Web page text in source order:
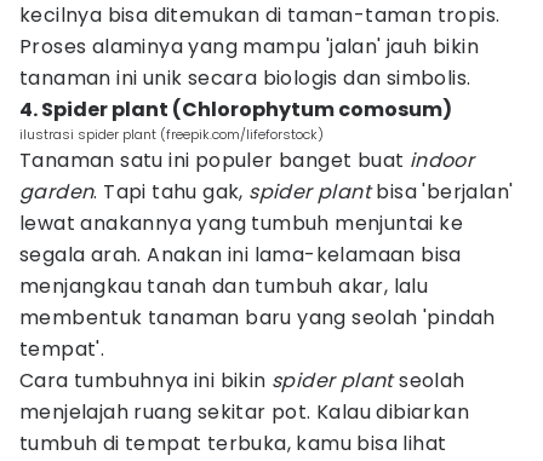
kecilnya bisa ditemukan di taman-taman tropis.
Proses alaminya yang mampu 'jalan' jauh bikin
tanaman ini unik secara biologis dan simbolis.
4. Spider plant (Chlorophytum comosum)
ilustrasi spider plant (freepik.com/lifeforstock)
Tanaman satu ini populer banget buat indoor
garden. Tapi tahu gak, spider plantbisa 'berjalan'
lewat anakannya yang tumbuh menjuntai ke
segala arah. Anakan ini lama-kelamaan bisa
menjangkau tanah dan tumbuh akar, lalu
membentuk tanaman baru yang seolah 'pindah
tempat'.
Cara tumbuhnya ini bikin spider plantseolah
menjelajah ruang sekitar pot. Kalau dibiarkan
tumbuh di tempat terbuka, kamu bisa lihat